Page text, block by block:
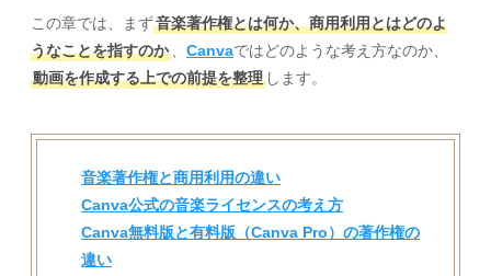
この章では、まず音楽著作権とは何か、商用利用とはどのよ
うなことを指すのか
Canvaではどのような考え方なのか、
動画を作成する上での前提を整理 します。
音楽著作権と商用利用の違い
Canva公式の音楽ライセンスの考え方
Canva無料版と有料版（Canva Pro）の著作権の
違い